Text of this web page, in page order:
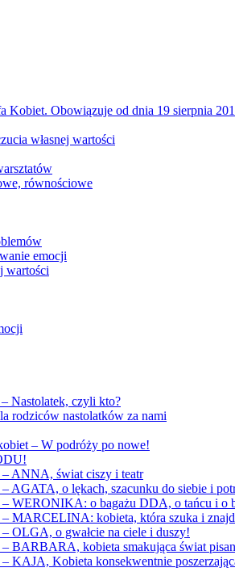
Kobiet. Obowiązuje od dnia 19 sierpnia
własnej wartości
równościowe
emocji
wartości
Nastolatek, czyli kto?
rodziców nastolatków za nami
– W podróży po nowe!
ANNA, świat ciszy i teatr
o lękach, szacunku do siebie i
o bagażu DDA, o tańcu i o
kobieta, która szuka i
o gwałcie na ciele i duszy!
kobieta smakująca świat
Kobieta konsekwentnie